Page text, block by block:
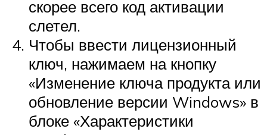
скорее всего код активации
слетел.
Чтобы ввести лицензионный
ключ, нажимаем на кнопку
«Изменение ключа продукта или
обновление версии Windows» в
блоке «Характеристики